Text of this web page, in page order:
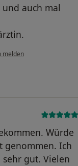
auch mal
melden
Würde
genommen. Ich
gut. Vielen